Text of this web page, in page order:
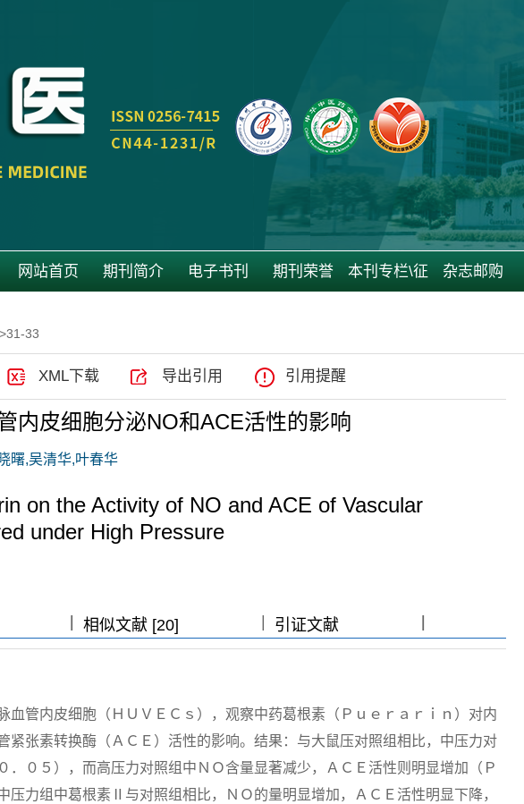
网站首页 期刊简介 电子书刊 期刊荣誉 本刊专栏\征 杂志邮购
>31-33
XML下载 导出引用 引用提醒
内皮细胞分泌NO和ACE活性的影响
曙,吴清华,叶春华
on the Activity of NO and ACE of Vascular
under High Pressure
相似文献 [20] 引证文献
血管内皮细胞（ＨＵＶＥＣｓ），观察中药葛根素（Ｐｕｅｒａｒｉｎ）对内
紧张素转换酶（ＡＣＥ）活性的影响。结果：与大鼠压对照组相比，中压力对
．０５），而高压力对照组中ＮＯ含量显著减少，ＡＣＥ活性则明显增加（Ｐ
压力组中葛根素Ⅱ与对照组相比，ＮＯ的量明显增加，ＡＣＥ活性明显下降，